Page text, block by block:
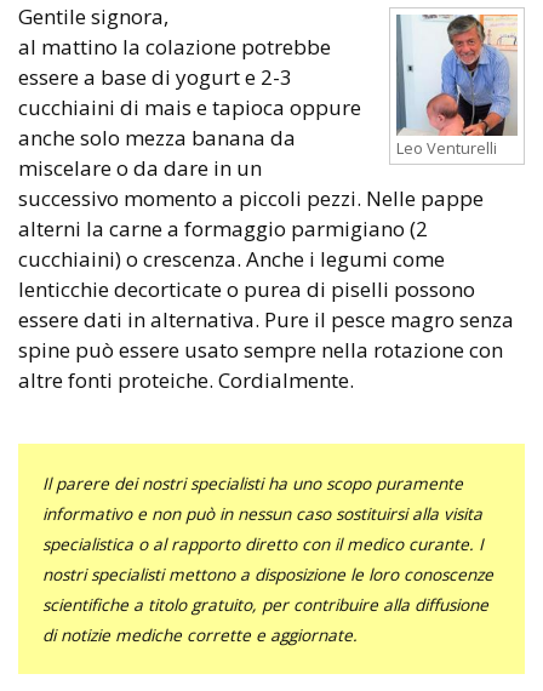
Leo Venturelli
Gentile signora,
al mattino la colazione potrebbe
essere a base di yogurt e 2-3
cucchiaini di mais e tapioca oppure
anche solo mezza banana da
miscelare o da dare in un
successivo momento a piccoli pezzi. Nelle pappe
alterni la carne a formaggio parmigiano (2
cucchiaini) o crescenza. Anche i legumi come
lenticchie decorticate o purea di piselli possono
essere dati in alternativa. Pure il pesce magro senza
spine può essere usato sempre nella rotazione con
altre fonti proteiche. Cordialmente.
Il parere dei nostri specialisti ha uno scopo puramente
informativo e non può in nessun caso sostituirsi alla visita
specialistica o al rapporto diretto con il medico curante. I
nostri specialisti mettono a disposizione le loro conoscenze
scientifiche a titolo gratuito, per contribuire alla diffusione
di notizie mediche corrette e aggiornate.